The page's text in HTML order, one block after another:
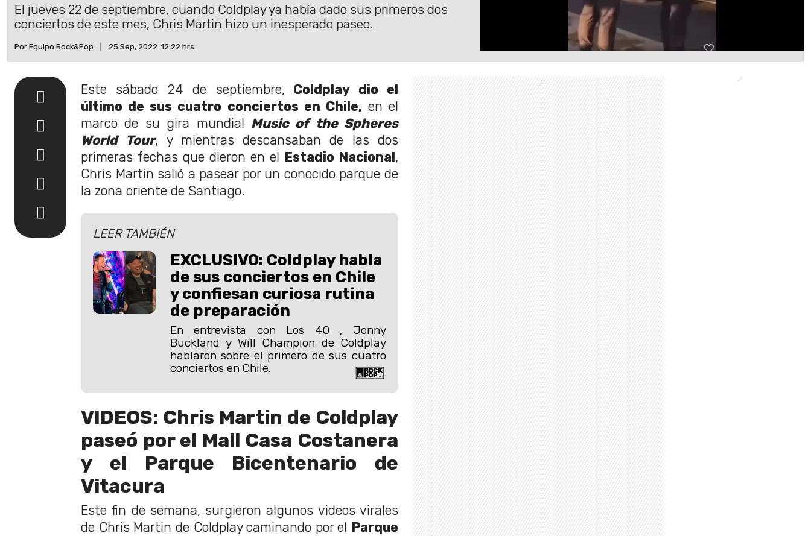
El jueves 22 de septiembre, cuando Coldplay ya había dado sus primeros dos
conciertos de este mes, Chris Martin hizo un inesperado paseo.
Por Equipo Rock&Pop 25 Sep, 2022. 12:22 hrs
Este sábado 24 de septiembre, Coldplay dio el
último de sus cuatro conciertos en Chile,en el
marco de su gira mundial Music of the Spheres
World Tour, y mientras descansaban de las dos
primeras fechas que dieron en el Estadio Nacional,
Chris Martin salió a pasear por un conocido parque de
la zona oriente de Santiago.
LEER TAMBIÉN
EXCLUSIVO: Coldplay habla
de sus conciertos en Chile
y confiesan curiosa rutina
de preparación
En entrevista con Los 40 , Jonny
Buckland y Will Champion de Coldplay
hablaron sobre el primero de sus cuatro
conciertos en Chile.
VIDEOS: Chris Martin de Coldplay
paseó por el Mall Casa Costanera
y el Parque Bicentenario de
Vitacura
Este fin de semana, surgieron algunos videos virales
de Chris Martin de Coldplay caminando por el Parque